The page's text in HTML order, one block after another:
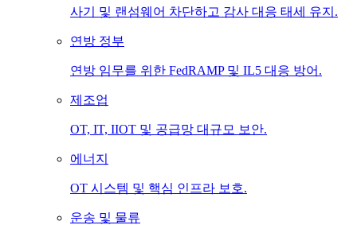
사기 및 랜섬웨어 차단하고 감사 대응 태세 유지.
연방 정부
연방 임무를 위한 FedRAMP 및 IL5 대응 방어.
제조업
OT, IT, IIOT 및 공급망 대규모 보안.
에너지
OT 시스템 및 핵심 인프라 보호.
운송 및 물류